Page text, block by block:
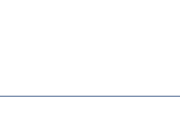
약 제35조 1항에 의거하여 펀드 잔